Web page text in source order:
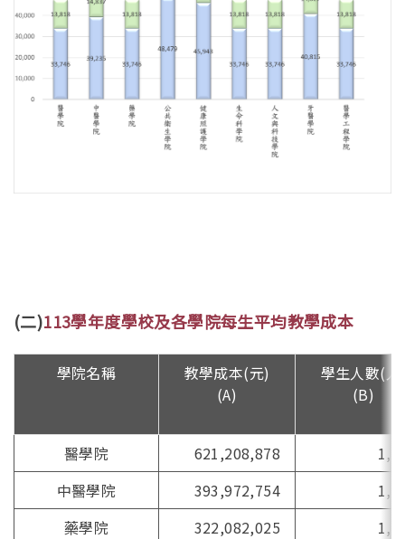
(二)113學年度學校及各學院每生平均教學成本
學院名稱
教學成本(元)
(A)
學生人數(人
(B)
醫學院 621,208,878
中醫學院
393,972,754
藥學院
322,082,025